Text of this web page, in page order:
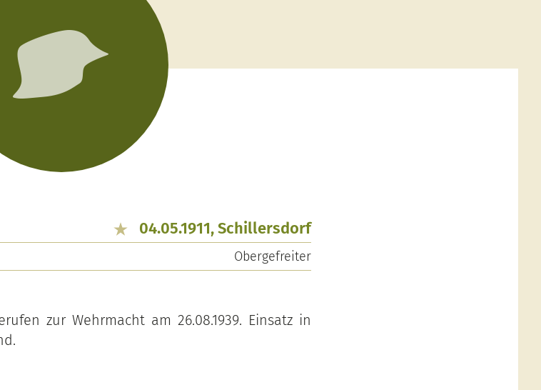
04.05.1911, Schillersdorf
Obergefreiter
zur Wehrmacht am 26.08.1939. Einsatz in